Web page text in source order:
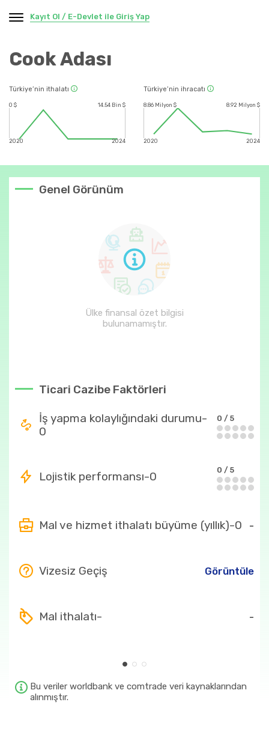
Kayıt Ol / E-Devlet ile Giriş Yap
Cook Adası
Türkiye’nin ithalatı
0 $
2020
14.54 Bin $
2024
Türkiye’nin ihracatı
8.86 Milyon $
2020
8.92 Milyon $
2024
Genel Görünüm
Ülke finansal özet bilgisi
bulunamamıştır.
Ticari Cazibe Faktörleri
İş yapma kolaylığındaki durumu-
0
0 / 5
Lojistik performansı-0 0 / 5
Mal ve hizmet ithalatı büyüme (yıllık)-0 -
Vizesiz Geçiş Görüntüle
Mal ithalatı- -
Bu veriler worldbank ve comtrade veri kaynaklarından
alınmıştır.